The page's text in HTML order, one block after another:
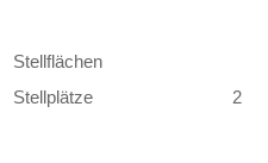
Stellflächen
Stellplätze
2